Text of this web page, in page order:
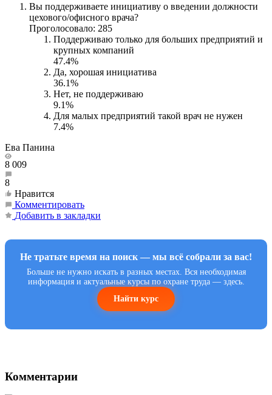
Вы поддерживаете инициативу о введении должности
цехового/офисного врача?
Проголосовало: 285
Поддерживаю только для больших предприятий и
крупных компаний
47.4%
Да, хорошая инициатива
36.1%
Нет, не поддерживаю
9.1%
Для малых предприятий такой врач не нужен
7.4%
Ева Панина
8 009
8
Нравится
Комментировать
Добавить в закладки
Не тратьте время на поиск — мы всё собрали за вас!
Больше не нужно искать в разных местах. Вся необходимая
информация и актуальные курсы по охране труда — здесь.
Найти курс
Комментарии